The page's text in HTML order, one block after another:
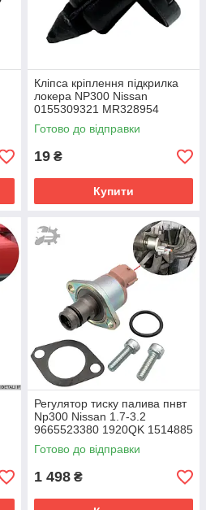
Кліпса кріплення підкрилка
локера NP300 Nissan
0155309321 MR328954
9046708185
Готово до відправки
19 ₴
Купити
Регулятор тиску палива пнвт
Np300 Nissan 1.7-3.2
9665523380 1920QK 1514885
6C1Q9358AB
Готово до відправки
1 498 ₴